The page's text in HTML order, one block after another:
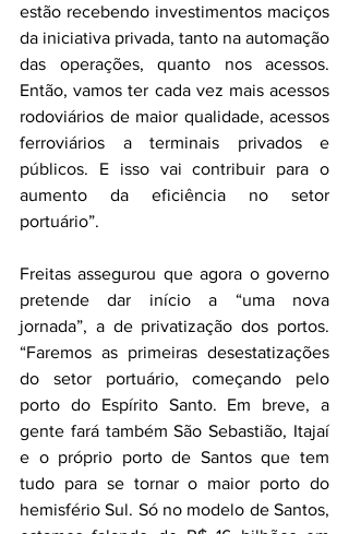
estão recebendo investimentos maciços
da iniciativa privada, tanto na automação
das operações, quanto nos acessos.
Então, vamos ter cada vez mais acessos
rodoviários de maior qualidade, acessos
ferroviários a terminais privados e
públicos. E isso vai contribuir para o
aumento da eficiência no setor
portuário”.
Freitas assegurou que agora o governo
pretende dar início a “uma nova
jornada”, a de privatização dos portos.
“Faremos as primeiras desestatizações
do setor portuário, começando pelo
porto do Espírito Santo. Em breve, a
gente fará também São Sebastião, Itajaí
e o próprio porto de Santos que tem
tudo para se tornar o maior porto do
hemisfério Sul. Só no modelo de Santos,